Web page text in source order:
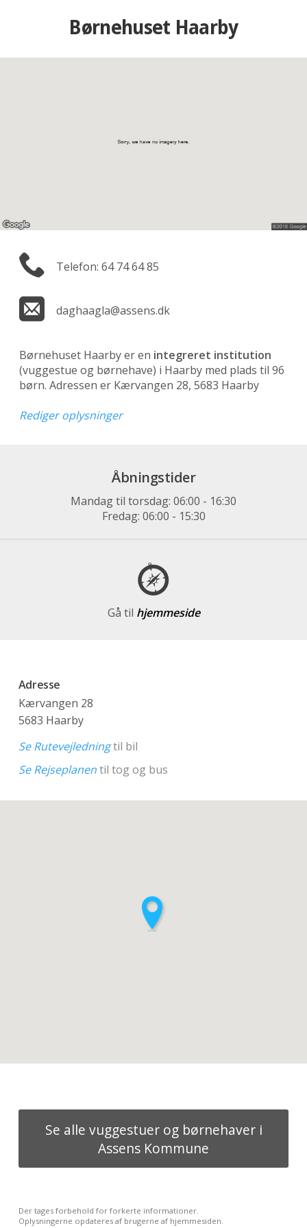
Børnehuset Haarby
Telefon: 64 74 64 85
daghaagla@assens.dk
Børnehuset Haarby er en integreret institution
(vuggestue og børnehave) i Haarby med plads til 96
børn. Adressen er Kærvangen 28, 5683 Haarby
Rediger oplysninger
Åbningstider
Mandag til torsdag: 06:00 - 16:30
Fredag: 06:00 - 15:30
Gå til hjemmeside
Adresse
Kærvangen 28
5683 Haarby
Se Rutevejledningtil bil
Se Rejseplanentil tog og bus
Se alle vuggestuer og børnehaver i
Assens Kommune
Der tages forbehold for forkerte informationer.
Oplysningerne opdateres af brugerne af hjemmesiden.